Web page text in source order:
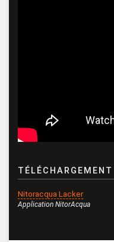
TÉLÉCHARGEMENT
Nitoracqua Lacker
Application NitorAcqua